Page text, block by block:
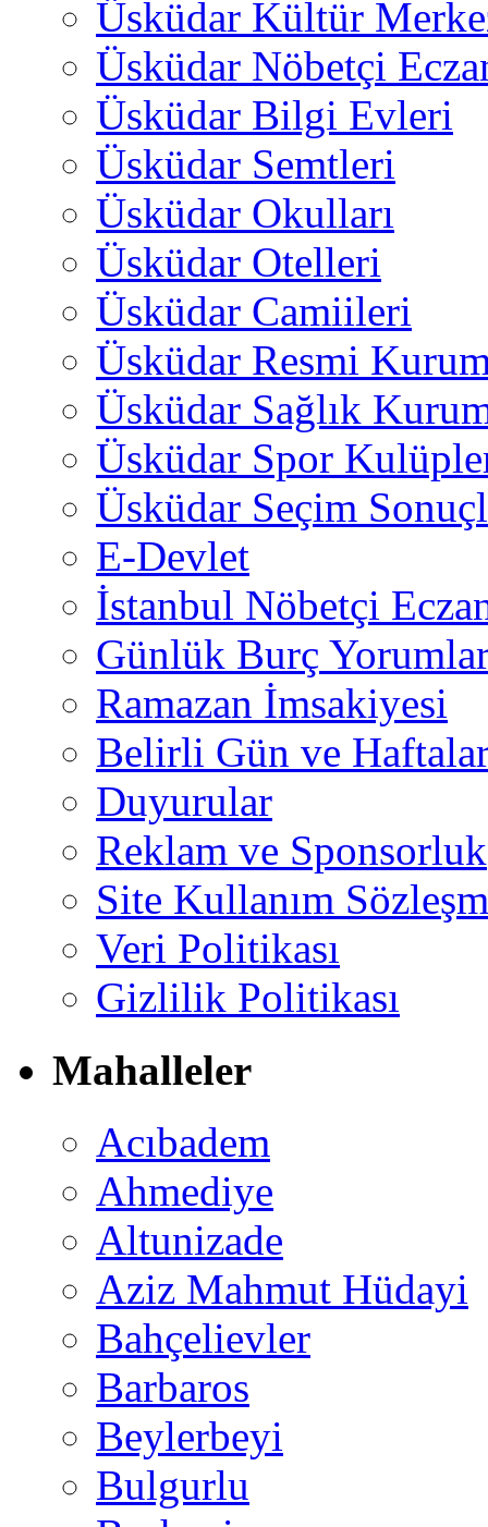
Üsküdar Kültür
Üsküdar Nöbetçi
Üsküdar Bilgi Evleri
Üsküdar Semtleri
Üsküdar Okulları
Üsküdar Otelleri
Üsküdar Camiileri
Üsküdar Resmi
Üsküdar Sağlık
Üsküdar Spor
Üsküdar Seçim
E-Devlet
İstanbul Nöbetçi
Günlük Burç
Ramazan İmsakiyesi
Belirli Gün ve
Duyurular
Reklam ve Sponsorluk
Site Kullanım
Veri Politikası
Gizlilik Politikası
Mahalleler
Acıbadem
Ahmediye
Altunizade
Aziz Mahmut Hüdayi
Bahçelievler
Barbaros
Beylerbeyi
Bulgurlu